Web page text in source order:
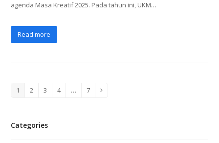
agenda Masa Kreatif 2025. Pada tahun ini, UKM…
Read more
Page
1 Page
2 Page
3 Page
4 … Page
7 Next
Categories